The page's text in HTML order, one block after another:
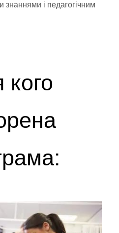
знаннями і педагогічним
кого